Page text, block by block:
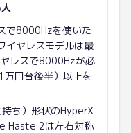
で8000Hzを使いた
イヤレスモデルは最
レスで8000Hzが必
円台後半）以上を
持ち）形状のHyperX
Haste 2は左右対称